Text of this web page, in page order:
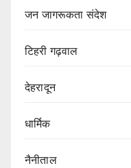
जन जागरूकता संदेश
टिहरी गढ़वाल
देहरादून
धार्मिक
नैनीताल